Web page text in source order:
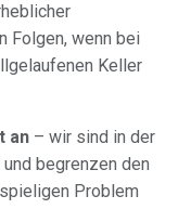
Folgen, wenn bei
Keller
an – wir sind in der
begrenzen den
Problem